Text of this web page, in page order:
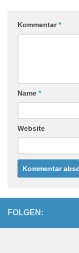
Kommentar*
Name *
Website
FOLGEN: